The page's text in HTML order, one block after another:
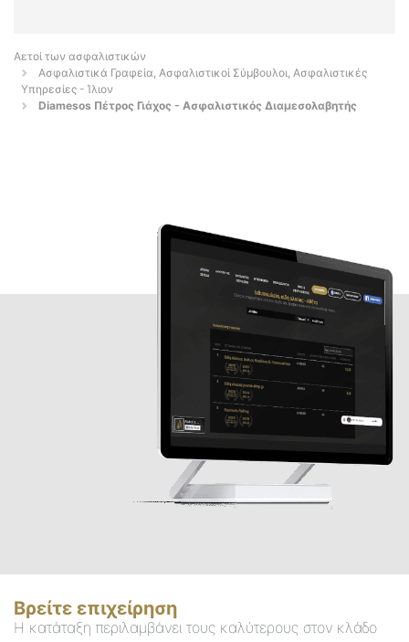
Αετοί των ασφαλιστικών
Ασφαλιστικά Γραφεία, Ασφαλιστικοί Σύμβουλοι, Ασφαλιστικές
Υπηρεσίες - Ίλιον
Diamesos Πέτρος Γιάχος - Ασφαλιστικός Διαμεσολαβητής
Βρείτε επιχείρηση
Η κατάταξη περιλαμβάνει τους καλύτερους στον κλάδο